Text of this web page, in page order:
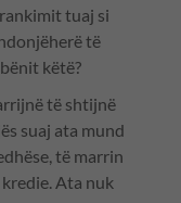
tuaj si
të
këtë?
të shtijnë
suaj ata mund
të marrin
Ata nuk